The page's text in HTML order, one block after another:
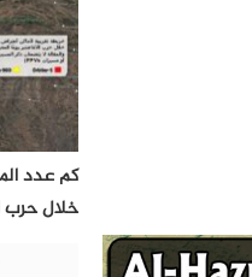
كم عدد
خلال حرب